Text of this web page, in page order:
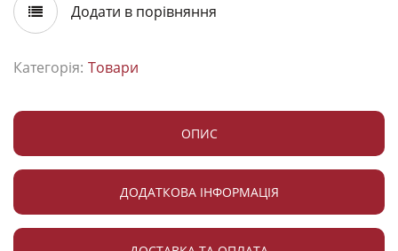
Додати в порівняння
Категорія: Товари
ОПИС
ДОДАТКОВА ІНФОРМАЦІЯ